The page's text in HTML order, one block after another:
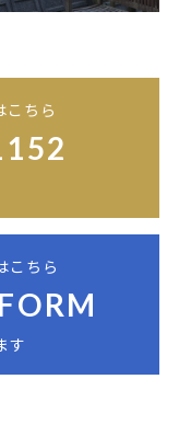
こちら
こちら
す